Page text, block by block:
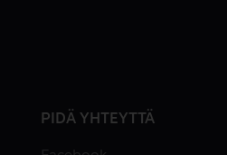
PIDÄ YHTEYTTÄ